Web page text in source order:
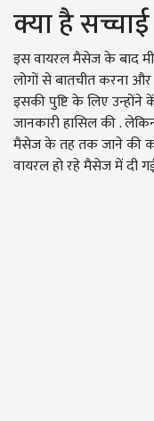
क्या है सच्चाई
इस वायरल मैसेज के बाद
लोगों से बातचीत करना
इसकी पुष्टि के लिए उन्होंने
जानकारी हासिल की .
मैसेज के तह तक जाने की
वायरल हो रहे मैसेज में दी